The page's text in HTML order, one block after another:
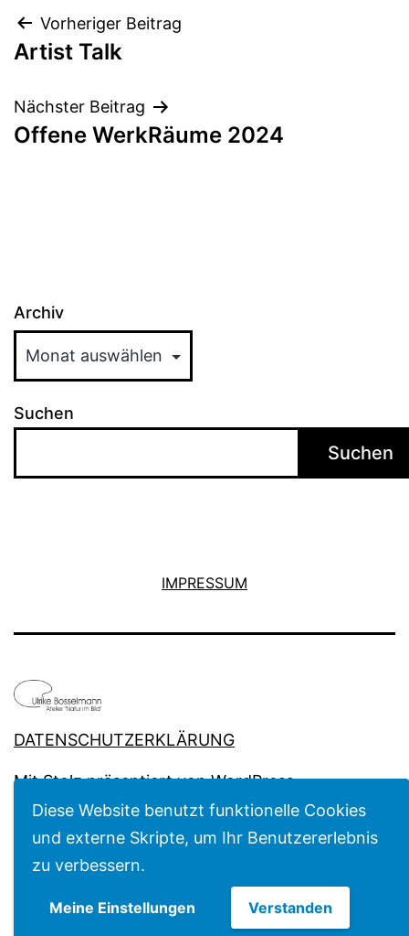
Diese Website benutzt funktionelle Cookies
und externe Skripte, um Ihr Benutzererlebnis
zu verbessern.
Meine Einstellungen Verstanden
Beitragsnavigation
Vorheriger Beitrag
Artist Talk
Nächster Beitrag
Offene WerkRäume 2024
Archiv
Suchen
Suchen
IMPRESSUM
DATENSCHUTZERKLÄRUNG
Mit Stolz präsentiert vonWordPress.